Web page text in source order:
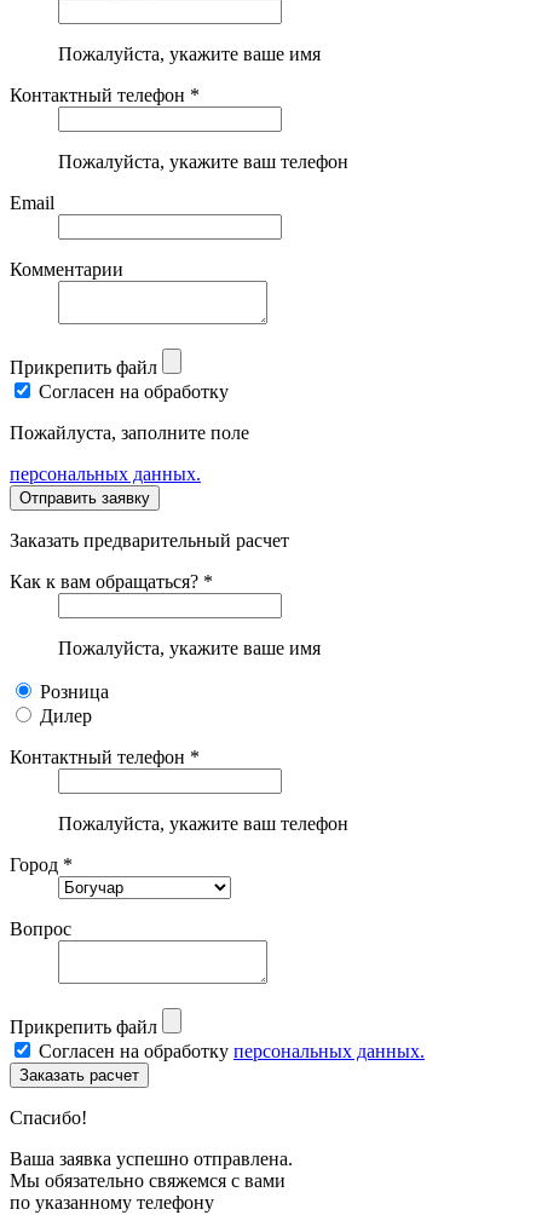
Пожалуйста, укажите ваше имя
Контактный телефон *
Пожалуйста, укажите ваш телефон
Email
Комментарии
Прикрепить файл
Согласен на обработку
Пожайлуста, заполните поле
персональных данных.
Заказать предварительный расчет
Как к вам обращаться? *
Пожалуйста, укажите ваше имя
Розница
Дилер
Контактный телефон *
Пожалуйста, укажите ваш телефон
Город *
Вопрос
Прикрепить файл
Согласен на обработку персональных данных.
Спасибо!
Ваша заявка успешно отправлена.
Мы обязательно свяжемся с вами
по указанному телефону